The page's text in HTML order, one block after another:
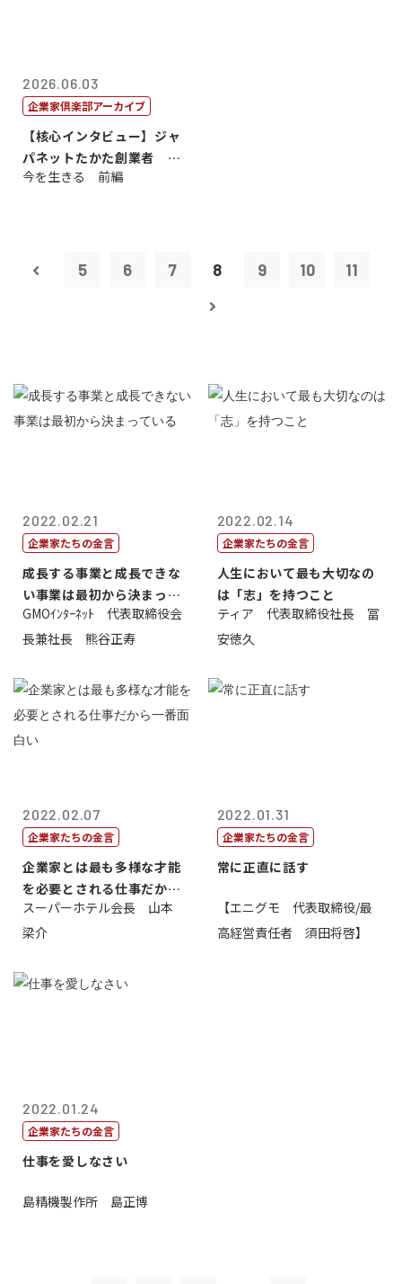
2026.06.03
企業家倶楽部アーカイブ
【核心インタビュー】ジャ
パネットたかた創業者 髙
田 明氏
今を生きる 前編
5 6 7 8 9 10 11
2022.02.21
企業家たちの金言
成長する事業と成長できな
い事業は最初から決まって
いる
GMOｲﾝﾀｰﾈｯﾄ 代表取締役会
長兼社長 熊谷正寿
2022.02.14
企業家たちの金言
人生において最も大切なの
は「志」を持つこと
ティア 代表取締役社長 冨
安徳久
2022.02.07
企業家たちの金言
企業家とは最も多様な才能
を必要とされる仕事だから
一番面白い
スーパーホテル会長 山本
梁介
2022.01.31
企業家たちの金言
常に正直に話す
【エニグモ 代表取締役/最
高経営責任者 須田将啓】
2022.01.24
企業家たちの金言
仕事を愛しなさい
島精機製作所 島正博